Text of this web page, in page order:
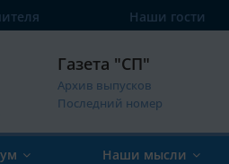
Наши гости
Газета "СП"
Архив выпусков
Последний номер
Наши мысли